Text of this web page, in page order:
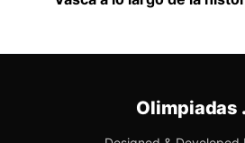
Olimpiadas